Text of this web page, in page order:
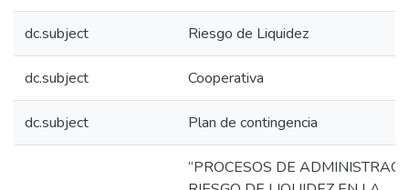
dc.subject Riesgo de Liquidez
dc.subject Cooperativa
dc.subject Plan de contingencia
“PROCESOS DE